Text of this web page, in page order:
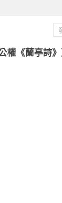
權《蘭亭詩